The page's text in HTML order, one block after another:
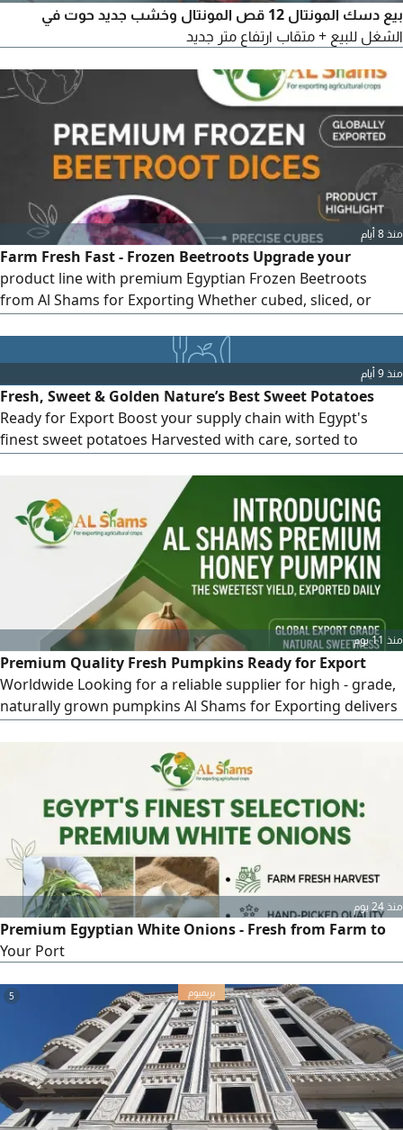
بيع دسك المونتال 12 قص المونتال وخشب جديد حوت في
الشغل للبيع + متقاب ارتفاع متر جديد
منذ 8 أيام
Farm Fresh Fast - Frozen Beetroots Upgrade your
product line with premium Egyptian Frozen Beetroots
from Al Shams for Exporting Whether cubed, sliced, or
rich flavor, and maximum nutritional valueready for global
shipment. High - grade quality Year - round availability
Strict compliance with international standards Flexible
packaging options Contact
منذ 9 أيام
Fresh, Sweet & Golden Nature’s Best Sweet Potatoes
Ready for Export Boost your supply chain with Egypt's
finest sweet potatoes Harvested with care, sorted to
upon arrival. Varieties Beauregard Bellevue Packaging
Customized mesh bags or cartoon boxes per client
request Export Destinations Worldwide Partner with Al -
Shams for Exporting today for
منذ 11 يوم
Premium Quality Fresh Pumpkins Ready for Export
Worldwide Looking for a reliable supplier for high - grade,
naturally grown pumpkins Al Shams for Exporting delivers
fields to your global market. Why Partner with Us Superior
Quality Rich color, optimal sweetness, and high nutritional
value. Global Standards Freshly harvested, meticulously
منذ 24 يوم
Premium Egyptian White Onions - Fresh from Farm to
Your Port
5